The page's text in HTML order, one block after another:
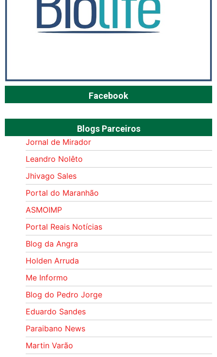
Facebook
Blogs Parceiros
Jornal de Mirador
Leandro Nolêto
Jhivago Sales
Portal do Maranhão
ASMOIMP
Portal Reais Notí­cias
Blog da Angra
Holden Arruda
Me Informo
Blog do Pedro Jorge
Eduardo Sandes
Paraibano News
Martin Varão